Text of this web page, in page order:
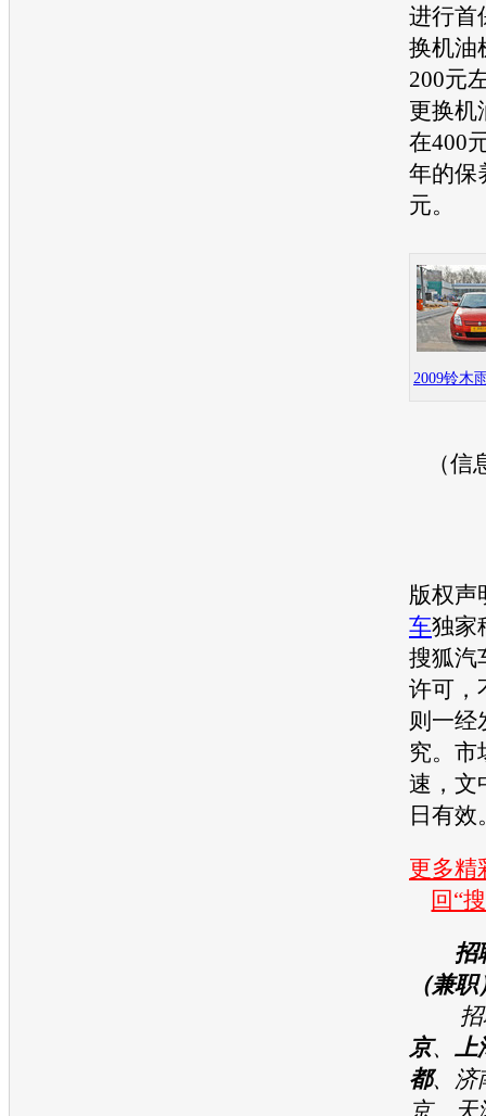
进行首
换机油
200元
更换机
在400
年的保
元。
2009铃木
（
版权声
车独家
搜狐汽
许可，
则一经
究。市
速，文
日有效
更多
回“
招
（兼职
招
京、 上
都、济
京、